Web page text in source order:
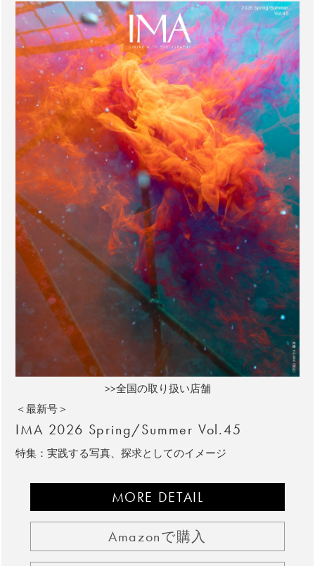
>>全国の取り扱い店舗
＜最新号＞
IMA 2026 Spring/Summer Vol.45
特集：実践する写真、探求としてのイメージ
MORE DETAIL
Amazonで購入